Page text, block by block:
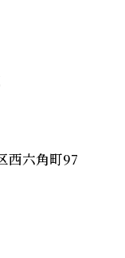
西六角町97